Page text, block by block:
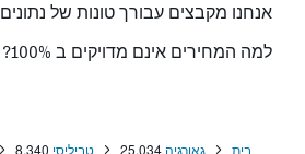
אנחנו מקבצים עבורך טונות של נתונים
למה המחירים אינם מדויקים ב 100%?
בית גאורגיה25,034 טביליסי 8,340